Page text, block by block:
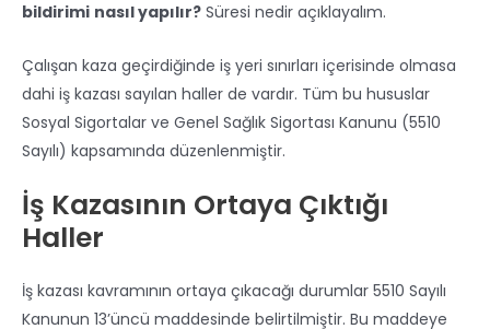
bildirimi nasıl yapılır? Süresi nedir açıklayalım.
Çalışan kaza geçirdiğinde iş yeri sınırları içerisinde olmasa
dahi iş kazası sayılan haller de vardır. Tüm bu hususlar
Sosyal Sigortalar ve Genel Sağlık Sigortası Kanunu (5510
Sayılı) kapsamında düzenlenmiştir.
İş Kazasının Ortaya Çıktığı
Haller
İş kazası kavramının ortaya çıkacağı durumlar 5510 Sayılı
Kanunun 13’üncü maddesinde belirtilmiştir. Bu maddeye